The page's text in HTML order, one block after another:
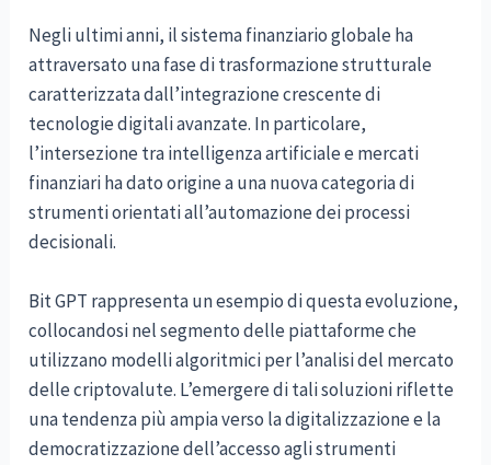
Negli ultimi anni, il sistema finanziario globale ha
attraversato una fase di trasformazione strutturale
caratterizzata dall’integrazione crescente di
tecnologie digitali avanzate. In particolare,
l’intersezione tra intelligenza artificiale e mercati
finanziari ha dato origine a una nuova categoria di
strumenti orientati all’automazione dei processi
decisionali.
Bit GPT rappresenta un esempio di questa evoluzione,
collocandosi nel segmento delle piattaforme che
utilizzano modelli algoritmici per l’analisi del mercato
delle criptovalute. L’emergere di tali soluzioni riflette
una tendenza più ampia verso la digitalizzazione e la
democratizzazione dell’accesso agli strumenti